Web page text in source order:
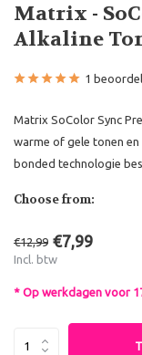
Matrix -
Alkaline
1
Matrix SoColor Sync
warme of gele tonen
bonded technologie
Choose from:
€12,99 €7,99
Incl. btw
* Op werkdagen voor